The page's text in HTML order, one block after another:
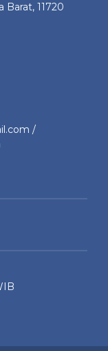
Barat, 11720
/